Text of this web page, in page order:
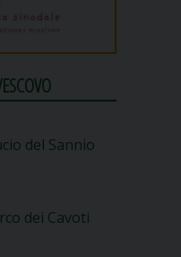
del Sannio
dei Cavoti